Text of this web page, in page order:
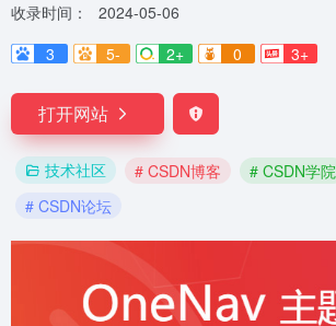
收录时间：
2024-05-06
3
5- 2+ 0 3+
打开网站
技术社区 # CSDN博客 # CSDN学院
# CSDN论坛